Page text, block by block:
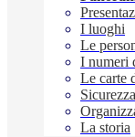
I luoghi
Le
I numeri
Le carte
Sicurezza
La storia